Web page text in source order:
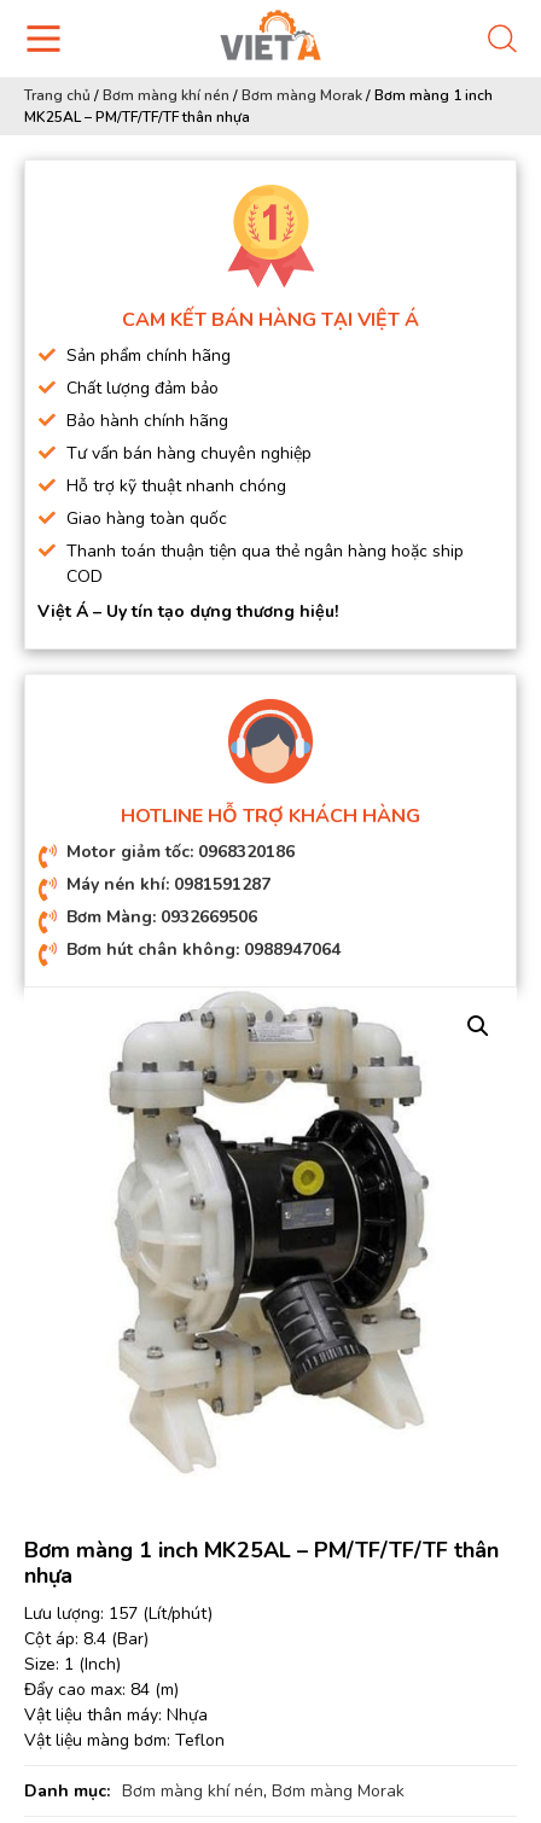
Trang chủ /Bơm màng khí nén /Bơm màng Morak/Bơm màng 1 inch
MK25AL – PM/TF/TF/TF thân nhựa
CAM KẾT BÁN HÀNG TẠI VIỆT Á
Sản phẩm chính hãng
Chất lượng đảm bảo
Bảo hành chính hãng
Tư vấn bán hàng chuyên nghiệp
Hỗ trợ kỹ thuật nhanh chóng
Giao hàng toàn quốc
Thanh toán thuận tiện qua thẻ ngân hàng hoặc ship
COD
Việt Á – Uy tín tạo dựng thương hiệu!
HOTLINE HỖ TRỢ KHÁCH HÀNG
Motor giảm tốc: 0968320186
Máy nén khí: 0981591287
Bơm Màng: 0932669506
Bơm hút chân không: 0988947064
Bơm màng 1 inch MK25AL – PM/TF/TF/TF thân
nhựa
Lưu lượng: 157 (Lít/phút)
Cột áp: 8.4 (Bar)
Size: 1 (Inch)
Đẩy cao max: 84 (m)
Vật liệu thân máy: Nhựa
Vật liệu màng bơm: Teflon
Danh mục: Bơm màng khí nén, Bơm màng Morak